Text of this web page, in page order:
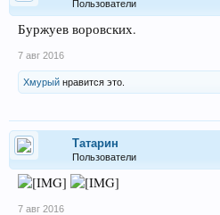
Пользователи
Буржуев воровских.
7 авг 2016
Хмурый нравится это.
Татарин
Пользователи
7 авг 2016